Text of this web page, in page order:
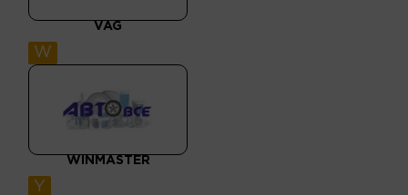
VAG
W
WINMASTER
Y